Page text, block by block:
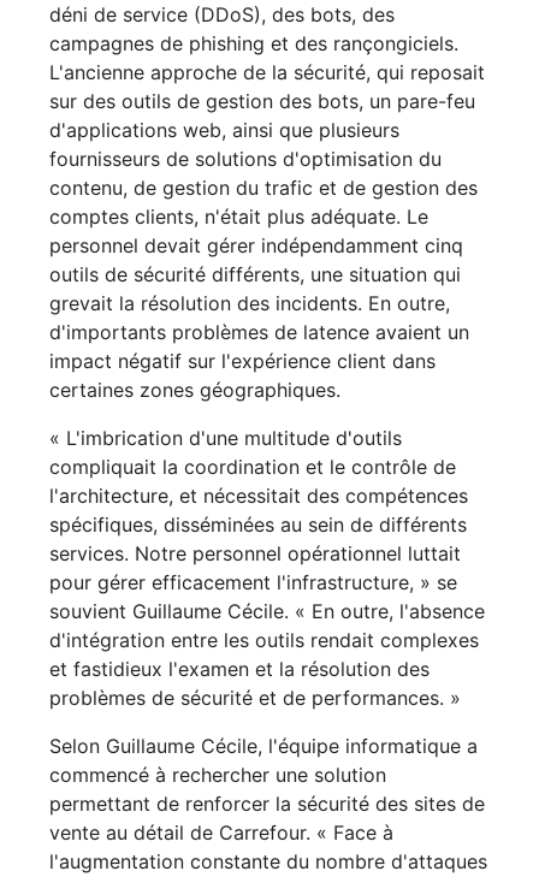
déni de service (DDoS), des bots, des
campagnes de phishing et des rançongiciels.
L'ancienne approche de la sécurité, qui reposait
sur des outils de gestion des bots, un pare-feu
d'applications web, ainsi que plusieurs
fournisseurs de solutions d'optimisation du
contenu, de gestion du trafic et de gestion des
comptes clients, n'était plus adéquate. Le
personnel devait gérer indépendamment cinq
outils de sécurité différents, une situation qui
grevait la résolution des incidents. En outre,
d'importants problèmes de latence avaient un
impact négatif sur l'expérience client dans
certaines zones géographiques.
« L'imbrication d'une multitude d'outils
compliquait la coordination et le contrôle de
l'architecture, et nécessitait des compétences
spécifiques, disséminées au sein de différents
services. Notre personnel opérationnel luttait
pour gérer efficacement l'infrastructure, » se
souvient Guillaume Cécile. « En outre, l'absence
d'intégration entre les outils rendait complexes
et fastidieux l'examen et la résolution des
problèmes de sécurité et de performances. »
Selon Guillaume Cécile, l'équipe informatique a
commencé à rechercher une solution
permettant de renforcer la sécurité des sites de
vente au détail de Carrefour. « Face à
l'augmentation constante du nombre d'attaques